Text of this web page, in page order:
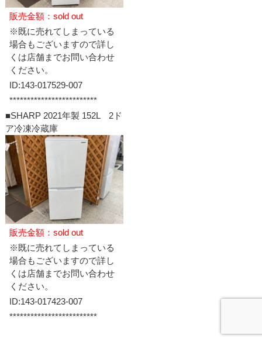
販売金額：sold out
※既に売れてしまっている
場合もございますので詳し
くは店舗までお問い合わせ
ください。
ID:143-017529-007
*************************
■SHARP 2021年製 152L 2ド
ア冷凍冷蔵庫
販売金額：sold out
※既に売れてしまっている
場合もございますので詳し
くは店舗までお問い合わせ
ください。
ID:143-017423-007
*************************